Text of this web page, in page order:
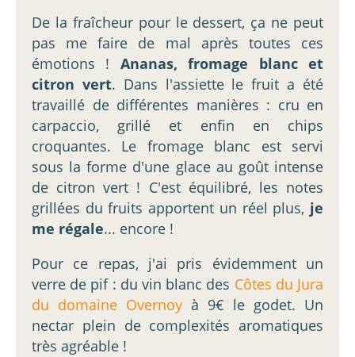
De la fraîcheur pour le dessert, ça ne peut
pas me faire de mal après toutes ces
émotions ! Ananas, fromage blanc et
citron vert. Dans l'assiette le fruit a été
travaillé de différentes manières : cru en
carpaccio, grillé et enfin en chips
croquantes. Le fromage blanc est servi
sous la forme d'une glace au goût intense
de citron vert ! C'est équilibré, les notes
grillées du fruits apportent un réel plus, je
me régale... encore !
Pour ce repas, j'ai pris évidemment un
verre de pif : du vin blanc des Côtes du Jura
du domaine Overnoy à 9€ le godet. Un
nectar plein de complexités aromatiques
très agréable !